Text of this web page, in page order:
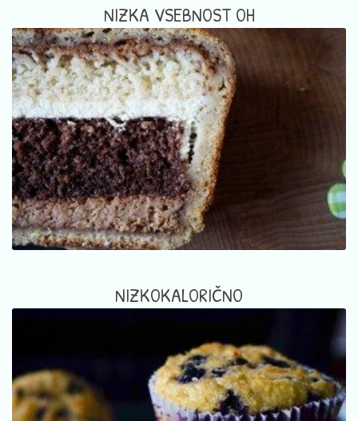
NIZKA VSEBNOST OH
NIZKOKALORIČNO